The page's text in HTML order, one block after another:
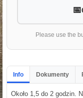
Please use the
Info Dokumenty
Około 1,5 do 2 godzin.